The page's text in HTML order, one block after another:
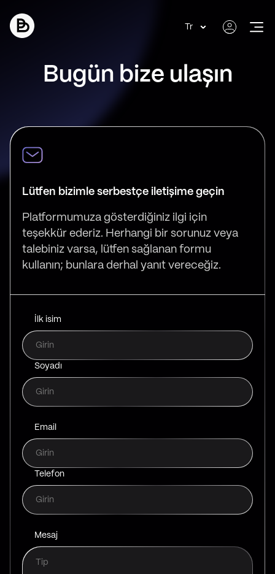
Tr
Bugün bize ulaşın
Lütfen bizimle serbestçe iletişime geçin
Platformumuza gösterdiğiniz ilgi için
teşekkür ederiz. Herhangi bir sorunuz veya
talebiniz varsa, lütfen sağlanan formu
kullanın; bunlara derhal yanıt vereceğiz.
İlk isim
Soyadı
Email
Telefon
Mesaj